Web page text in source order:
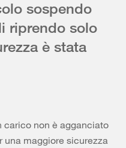
sospendo
riprendo solo
è stata
carico non è agganciato
una maggiore sicurezza